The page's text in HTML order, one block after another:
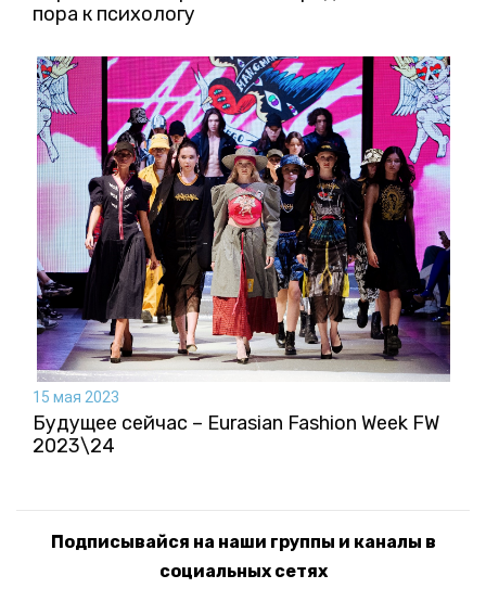
пора к психологу
15 мая 2023
Будущее сейчас – Eurasian Fashion Week FW
2023\24
Подписывайся на наши группы и каналы в
социальных сетях